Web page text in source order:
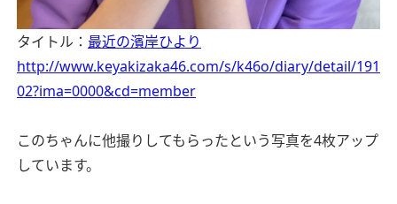
タイトル： 最近の濱岸ひより
http://www.keyakizaka46.com/s/k46o/diary/detail/191
02?ima=0000&cd=member
このちゃんに他撮りしてもらったという写真を4枚アップ
しています。